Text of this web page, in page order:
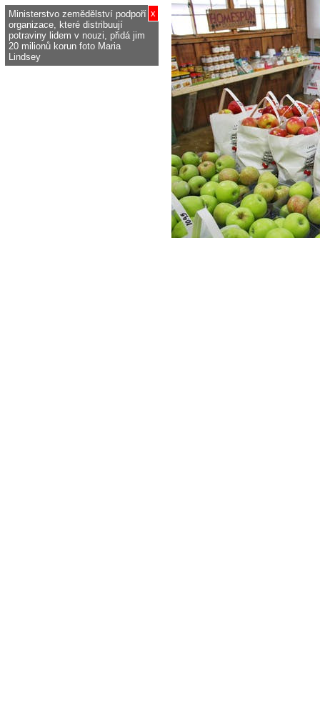
x
Ministerstvo zemědělství podpoří
organizace, které distribuují
potraviny lidem v nouzi, přidá jim
20 milionů korun foto Maria
Lindsey